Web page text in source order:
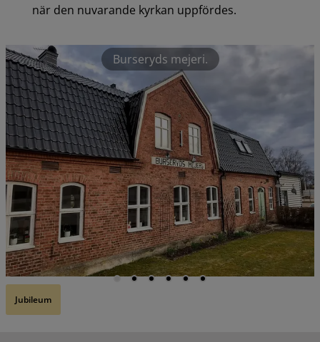
när den nuvarande kyrkan uppfördes.
Burseryds mejeri.
Jubileum